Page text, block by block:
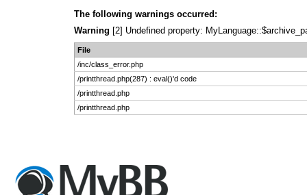
The following warnings occurred:
Warning [2] Undefined property:
File
/inc/class_error.php
/printthread.php(287) : eval()'d code
/printthread.php
/printthread.php